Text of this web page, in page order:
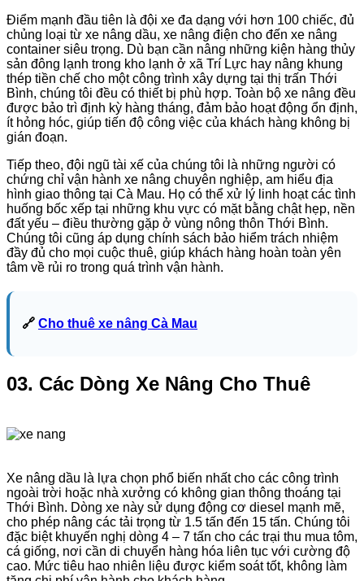
Điểm mạnh đầu tiên là đội xe đa dạng với hơn 100 chiếc, đủ
chủng loại từ xe nâng dầu, xe nâng điện cho đến xe nâng
container siêu trọng. Dù bạn cần nâng những kiện hàng thủy
sản đông lạnh trong kho lạnh ở xã Trí Lực hay nâng khung
thép tiền chế cho một công trình xây dựng tại thị trấn Thới
Bình, chúng tôi đều có thiết bị phù hợp. Toàn bộ xe nâng đều
được bảo trì định kỳ hàng tháng, đảm bảo hoạt động ổn định,
ít hỏng hóc, giúp tiến độ công việc của khách hàng không bị
gián đoạn.
Tiếp theo, đội ngũ tài xế của chúng tôi là những người có
chứng chỉ vận hành xe nâng chuyên nghiệp, am hiểu địa
hình giao thông tại Cà Mau. Họ có thể xử lý linh hoạt các tình
huống bốc xếp tại những khu vực có mặt bằng chật hẹp, nền
đất yếu – điều thường gặp ở vùng nông thôn Thới Bình.
Chúng tôi cũng áp dụng chính sách bảo hiểm trách nhiệm
đầy đủ cho mọi cuộc thuê, giúp khách hàng hoàn toàn yên
tâm về rủi ro trong quá trình vận hành.
🔗 Cho thuê xe nâng Cà Mau
03. Các Dòng Xe Nâng Cho Thuê
Xe nâng dầu là lựa chọn phổ biến nhất cho các công trình
ngoài trời hoặc nhà xưởng có không gian thông thoáng tại
Thới Bình. Dòng xe này sử dụng động cơ diesel mạnh mẽ,
cho phép nâng các tải trọng từ 1.5 tấn đến 15 tấn. Chúng tôi
đặc biệt khuyến nghị dòng 4 – 7 tấn cho các trại thu mua tôm,
cá giống, nơi cần di chuyển hàng hóa liên tục với cường độ
cao. Mức tiêu hao nhiên liệu được kiểm soát tốt, không làm